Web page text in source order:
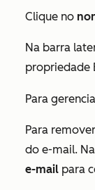
Clique no
Na barra
propriedade
Para
Para
do e-mail.
e-mail para